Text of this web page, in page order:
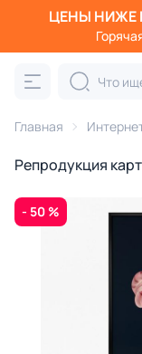
ЦЕНЫ НИЖЕ
Главная
Репродукция
- 50 %